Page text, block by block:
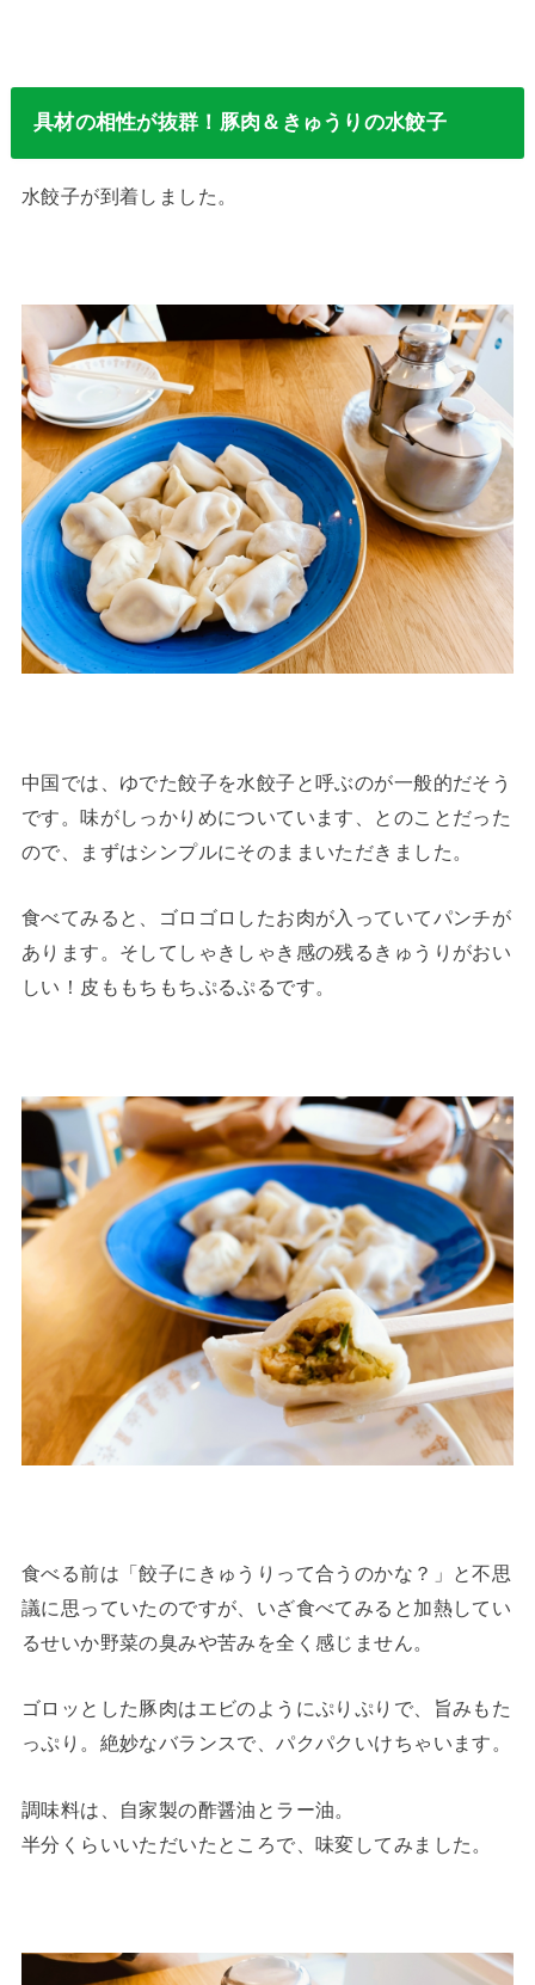
具材の相性が抜群！豚肉＆きゅうりの水餃子
水餃子が到着しました。
中国では、ゆでた餃子を水餃子と呼ぶのが一般的だそう
です。味がしっかりめについています、とのことだった
ので、まずはシンプルにそのままいただきました。
食べてみると、ゴロゴロしたお肉が入っていてパンチが
あります。そしてしゃきしゃき感の残るきゅうりがおい
しい！皮ももちもちぷるぷるです。
食べる前は「餃子にきゅうりって合うのかな？」と不思
議に思っていたのですが、いざ食べてみると加熱してい
るせいか野菜の臭みや苦みを全く感じません。
ゴロッとした豚肉はエビのようにぷりぷりで、旨みもた
っぷり。絶妙なバランスで、パクパクいけちゃいます。
調味料は、自家製の酢醤油とラー油。
半分くらいいただいたところで、味変してみました。